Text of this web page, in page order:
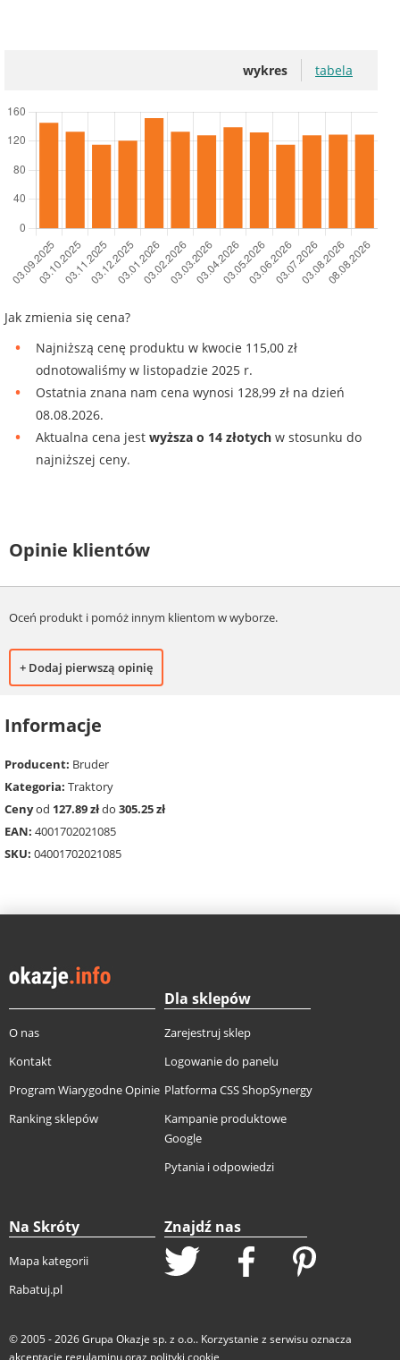
wykres tabela
Jak zmienia się cena?
Najniższą cenę produktu w kwocie 115,00 zł
odnotowaliśmy w listopadzie 2025 r.
Ostatnia znana nam cena wynosi 128,99 zł na dzień
08.08.2026.
Aktualna cena jest wyższa o 14 złotych w stosunku do
najniższej ceny.
Opinie klientów
Oceń produkt i pomóż innym klientom w wyborze.
+ Dodaj pierwszą opinię
Informacje
Producent: Bruder
Kategoria: Traktory
Cenyod 127.89 złdo 305.25 zł
EAN: 4001702021085
SKU: 04001702021085
O nas
Kontakt
Program Wiarygodne Opinie
Ranking sklepów
Dla sklepów
Zarejestruj sklep
Logowanie do panelu
Platforma CSS ShopSynergy
Kampanie produktowe
Google
Pytania i odpowiedzi
Na Skróty
Mapa kategorii
Rabatuj.pl
Znajdź nas
© 2005 - 2026Grupa Okazje sp. z o.o.. Korzystanie z serwisu oznacza
akceptację regulaminuoraz polityki cookie